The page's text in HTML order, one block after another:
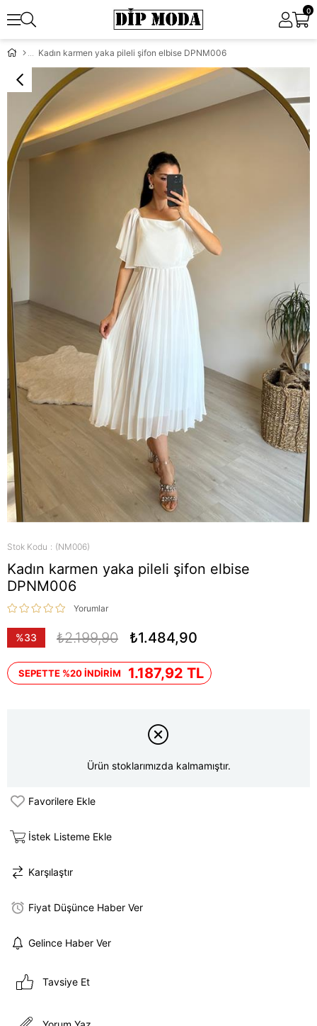
0
Kadın karmen yaka pileli şifon elbise DPNM006
Stok Kodu (NM006)
Kadın karmen yaka pileli şifon elbise
DPNM006
Yorumlar
%33
₺2.199,90 ₺1.484,90
SEPETTE %20 İNDİRİM 1.187,92 TL
Ürün stoklarımızda kalmamıştır.
Favorilere Ekle
İstek Listeme Ekle
Karşılaştır
Fiyat Düşünce Haber Ver
Gelince Haber Ver
Tavsiye Et